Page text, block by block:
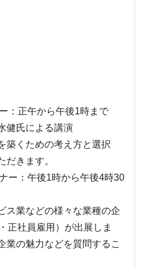
：正午から午後1時まで
健氏による講演
築くための考え方と選択
だきます。
ー：午後1時から午後4時30
ス業などの様々な業種の企
正社員雇用）が出展しま
業の魅力などを質問するこ